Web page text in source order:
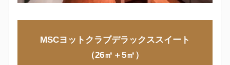
MSCヨットクラブデラックススイート
（26㎡＋5㎡）